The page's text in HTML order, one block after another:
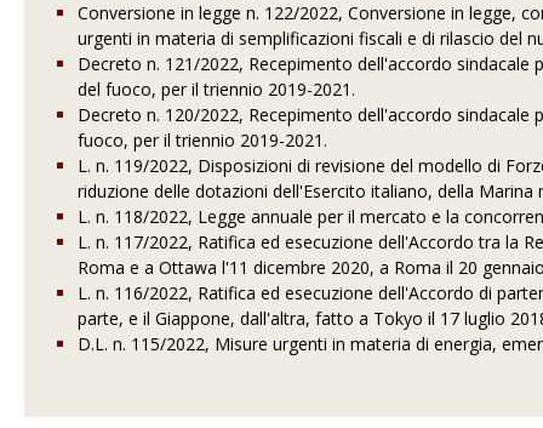
Conversione in legge n. 122/2022, Conversione in legge,
urgenti in materia di semplificazioni fiscali e di rilascio del
Decreto n. 121/2022, Recepimento dell'accordo
del fuoco, per il triennio 2019-2021.
Decreto n. 120/2022, Recepimento dell'accordo
fuoco, per il triennio 2019-2021.
L. n. 119/2022, Disposizioni di revisione del modello di
riduzione delle dotazioni dell'Esercito italiano, della Marina
L. n. 118/2022, Legge annuale per il mercato e la
L. n. 117/2022, Ratifica ed esecuzione dell'Accordo tra la
Roma e a Ottawa l'11 dicembre 2020, a Roma il 20
L. n. 116/2022, Ratifica ed esecuzione dell'Accordo di
parte, e il Giappone, dall'altra, fatto a Tokyo il 17 luglio
D.L. n. 115/2022, Misure urgenti in materia di energia,